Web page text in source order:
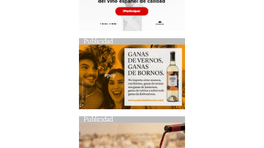
Publicidad
Publicidad